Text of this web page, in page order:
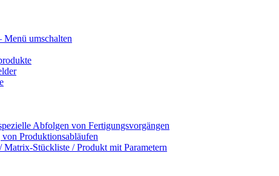
Menü umschalten
Abfolgen von Fertigungsvorgängen
Produktionsabläufen
Stückliste / Produkt mit Parametern